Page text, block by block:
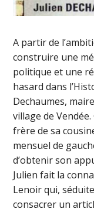
A partir de
construire une
politique et une
hasard dans
Dechaumes,
village de
frère de sa
mensuel de
d’obtenir son
Julien fait la
Lenoir qui,
consacrer un